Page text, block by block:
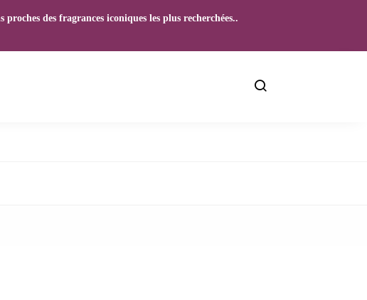
des fragrances iconiques les plus recherchées..